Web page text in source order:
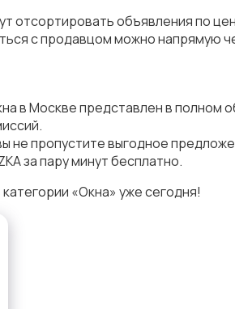
объявления по
с продавцом можно напрямую
в Москве представлен в полном
не пропустите выгодное
за пару минут бесплатно.
«Окна» уже сегодня!